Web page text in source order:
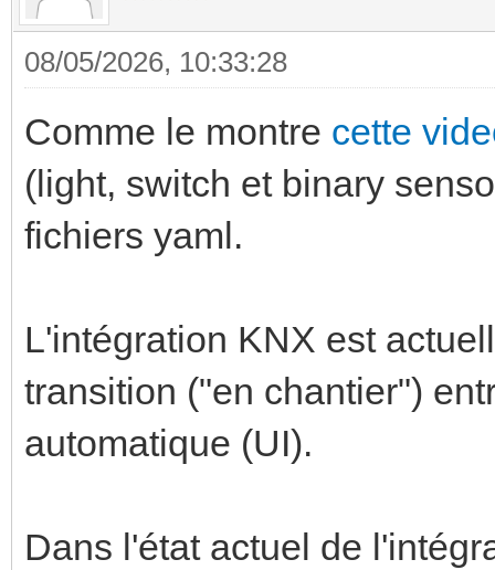
08/05/2026, 10:33:28
Comme le montre cette
(light, switch et binary
fichiers yaml.
L'intégration KNX est
transition ("en chantier")
automatique (UI).
Dans l'état actuel de